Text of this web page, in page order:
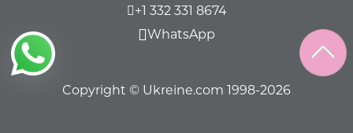
+1 332 331 8674
WhatsApp
Copyright © Ukreine.com 1998-2026